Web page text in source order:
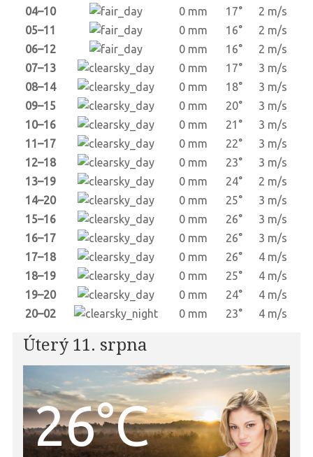
04–10 0 mm 17°
2 m/s
05–11
0 mm 16°
2 m/s
06–12
0 mm 16°
2 m/s
07–13
0 mm 17°
3 m/s
08–14
0 mm 18°
3 m/s
09–15
0 mm 20°
3 m/s
10–16
0 mm 21°
3 m/s
11–17
0 mm 22°
3 m/s
12–18
0 mm 23°
3 m/s
13–19
0 mm 24°
2 m/s
14–20
0 mm 25°
3 m/s
15–16
0 mm 26°
3 m/s
16–17
0 mm 26°
3 m/s
17–18
0 mm 26°
4 m/s
18–19
0 mm 25°
4 m/s
19–20
0 mm 24°
4 m/s
20–02
0 mm 23° 4 m/s
Úterý 11. srpna
26°C